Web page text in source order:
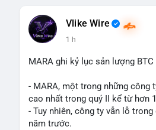
#vlikevn
📰 Nguồn: CoinDesk
Vlike Wire
1 h
MARA ghi kỷ lục sản lượng
- MARA, một trong những
cao nhất trong quý II kể từ hơn
- Tuy nhiên, công ty vẫn lỗ
năm trước.